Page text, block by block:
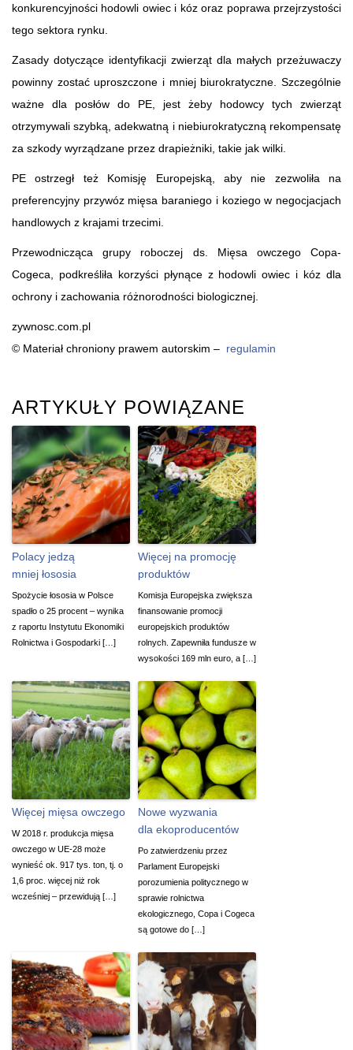
konkurencyjności hodowli owiec i kóz oraz poprawa przejrzystości
tego sektora rynku.
Zasady dotyczące identyfikacji zwierząt dla małych przeżuwaczy
powinny zostać uproszczone i mniej biurokratyczne. Szczególnie
ważne dla posłów do PE, jest żeby hodowcy tych zwierząt
otrzymywali szybką, adekwatną i niebiurokratyczną rekompensatę
za szkody wyrządzane przez drapieżniki, takie jak wilki.
PE ostrzegł też Komisję Europejską, aby nie zezwoliła na
preferencyjny przywóz mięsa baraniego i koziego w negocjacjach
handlowych z krajami trzecimi.
Przewodnicząca grupy roboczej ds. Mięsa owczego Copa-
Cogeca, podkreśliła korzyści płynące z hodowli owiec i kóz dla
ochrony i zachowania różnorodności biologicznej.
zywnosc.com.pl
© Materiał chroniony prawem autorskim – regulamin
ARTYKUŁY POWIĄZANE
Polacy jedzą
mniej łososia
Spożycie łososia w Polsce
spadło o 25 procent – wynika
z raportu Instytutu Ekonomiki
Rolnictwa i Gospodarki […]
Więcej na promocję
produktów
Komisja Europejska zwiększa
finansowanie promocji
europejskich produktów
rolnych. Zapewniła fundusze w
wysokości 169 mln euro, a […]
Więcej mięsa owczego
W 2018 r. produkcja mięsa
owczego w UE-28 może
wynieść ok. 917 tys. ton, tj. o
1,6 proc. więcej niż rok
wcześniej – przewidują […]
Nowe wyzwania
dla ekoproducentów
Po zatwierdzeniu przez
Parlament Europejski
porozumienia politycznego w
sprawie rolnictwa
ekologicznego, Copa i Cogeca
są gotowe do […]